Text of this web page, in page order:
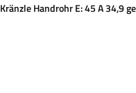
Kränzle Handrohr E: 45 A 34,9